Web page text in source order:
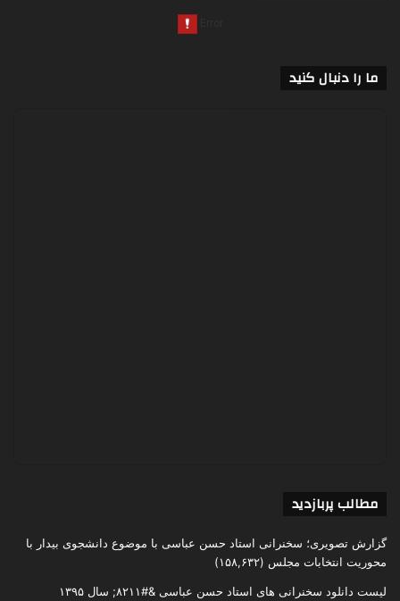
ما را دنبال کنید
مطالب پربازدید
گزارش تصویری؛ سخنرانی استاد حسن عباسی با موضوع دانشجوی بیدار با
محوریت انتخابات مجلس (۱۵۸,۶۳۲)
لیست دانلود سخنرانی های استاد حسن عباسی &#۸۲۱۱; سال ۱۳۹۵